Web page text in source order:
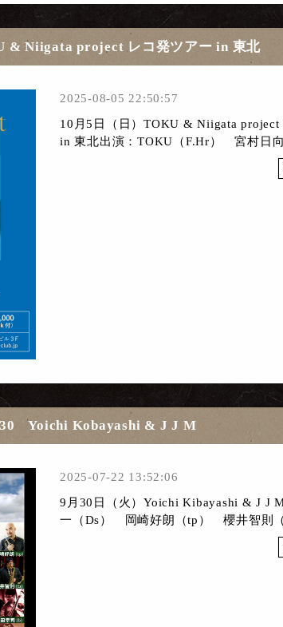
Niigata project レコ発ツアー in 東北
2025-08-05 22:50:57
10月5日（日）TOKU & Niigata project
in 東北出演：TOKU（F.Hr） 宮村日
Yoichi Kobayashi & J J M
2025-07-22 13:52:06
9月30日（火）Yoichi Kibayashi & J J
一（Ds） 岡崎好朗（tp） 櫻井智則